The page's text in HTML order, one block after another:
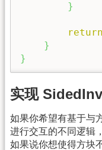
}
return
}
}
实现
如果你希望有基于与
进行交互的不同逻辑
如果说你想使得方块